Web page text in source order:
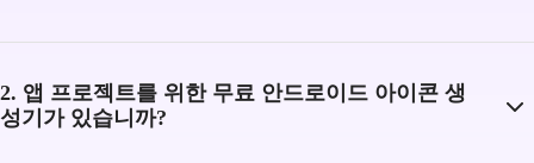
2. 앱 프로젝트를 위한 무료 안드로이드 아이콘 생
성기가 있습니까?